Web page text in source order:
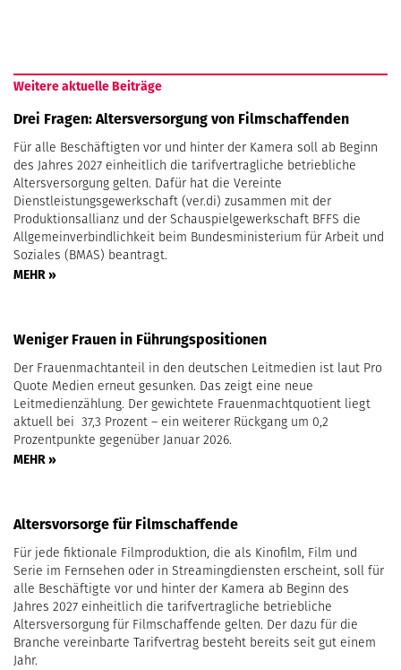
Weitere aktuelle Beiträge
Drei Fragen: Altersversorgung von Filmschaffenden
Für alle Beschäftigten vor und hinter der Kamera soll ab Beginn
des Jahres 2027 einheitlich die tarifvertragliche betriebliche
Altersversorgung gelten. Dafür hat die Vereinte
Dienstleistungsgewerkschaft (ver.di) zusammen mit der
Produktionsallianz und der Schauspielgewerkschaft BFFS die
Allgemeinverbindlichkeit beim Bundesministerium für Arbeit und
Soziales (BMAS) beantragt.
MEHR »
Weniger Frauen in Führungspositionen
Der Frauenmachtanteil in den deutschen Leitmedien ist laut Pro
Quote Medien erneut gesunken. Das zeigt eine neue
Leitmedienzählung. Der gewichtete Frauenmachtquotient liegt
aktuell bei 37,3 Prozent – ein weiterer Rückgang um 0,2
Prozentpunkte gegenüber Januar 2026.
MEHR »
Altersvorsorge für Filmschaffende
Für jede fiktionale Filmproduktion, die als Kinofilm, Film und
Serie im Fernsehen oder in Streamingdiensten erscheint, soll für
alle Beschäftigte vor und hinter der Kamera ab Beginn des
Jahres 2027 einheitlich die tarifvertragliche betriebliche
Altersversorgung für Filmschaffende gelten. Der dazu für die
Branche vereinbarte Tarifvertrag besteht bereits seit gut einem
Jahr.